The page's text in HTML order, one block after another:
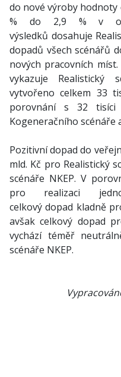
do nové výroby hodnoty
% do 2,9 % v
výsledků dosahuje
dopadů všech scénářů
nových pracovních
vykazuje Realistický
vytvořeno celkem 33
porovnání s 32 tisíci
Kogeneračního scénáře
Pozitivní dopad do
mld. Kč pro Realistický
scénáře NKEP. V
pro realizaci
celkový dopad kladně
avšak celkový dopad
vychází téměř
scénáře NKEP.